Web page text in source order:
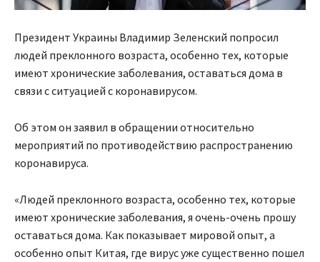
Президент Украины Владимир Зеленский попросил
людей преклонного возраста, особенно тех, которые
имеют хронические заболевания, оставаться дома в
связи с ситуацией с коронавирусом.
Об этом он заявил в обращении относительно
мероприятий по противодействию распространению
коронавируса.
«Людей преклонного возраста, особенно тех, которые
имеют хронические заболевания, я очень-очень прошу
оставаться дома. Как показывает мировой опыт, а
особенно опыт Китая, где вирус уже существенно пошел